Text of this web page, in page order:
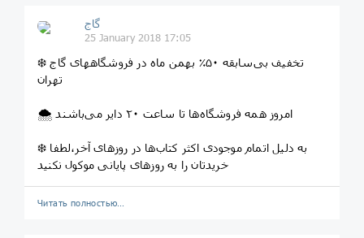
گاج
25 January 2018 17:05
❄️ تخفیف بی‌سابقه ۵۰٪ بهمن ماه در فروشگاههای گاج
تهران
🌨 امروز همه فروشگاه‌ها تا ساعت ٢٠ دایر می‌باشند
❄️ به دلیل اتمام موجودی اکثر کتاب‌ها در روزهای آخر،لطفا
خریدتان را به روزهای پایانی موکول نکنید
Читать полностью…